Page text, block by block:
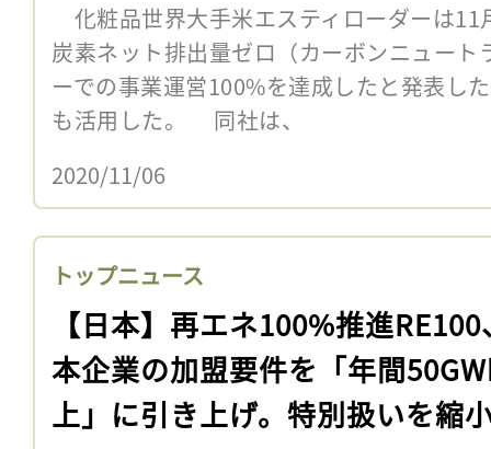
化粧品世界大手米エスティローダーは11
炭素ネット排出量ゼロ（カーボンニュー
ーでの事業運営100%を達成したと発表し
も活用した。 同社は、
2020/11/06
トップニュース
【日本】再エネ100%推進
本企業の加盟要件を「年間
上」に引き上げ。特別扱いを縮